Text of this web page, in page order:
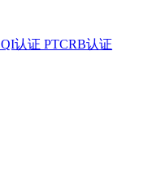
QI认证 PTCRB认证